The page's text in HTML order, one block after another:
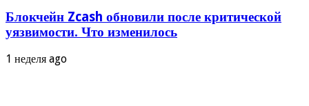
Блокчейн Zcash обновили после критической
уязвимости. Что изменилось
1 неделя ago